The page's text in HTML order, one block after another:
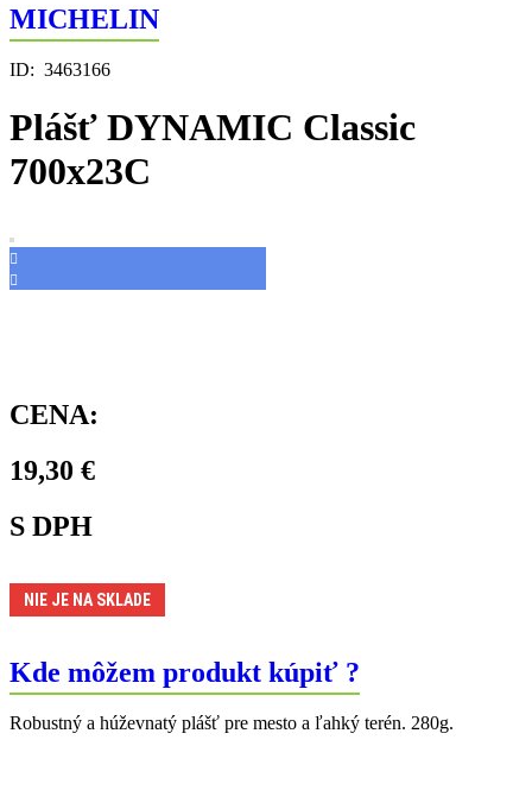
MICHELIN
ID: 3463166
Plášť DYNAMIC Classic
700x23C
CENA:
19,30 €
S DPH
NIE JE NA SKLADE
Kde môžem produkt kúpiť ?
Robustný a húževnatý plášť pre mesto a ľahký terén. 280g.